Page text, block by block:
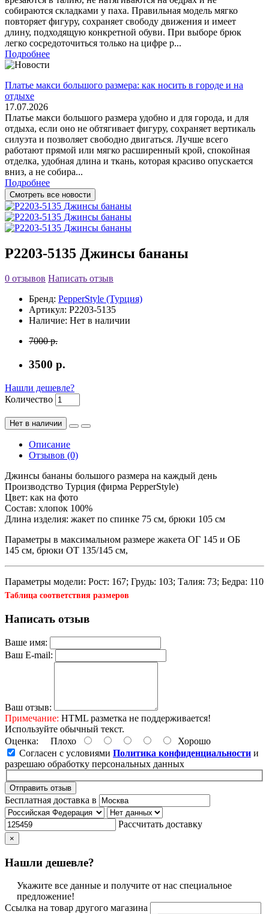
собираются складками у паха. Правильная модель мягко
повторяет фигуру, сохраняет свободу движения и имеет
длину, подходящую конкретной обуви. При выборе брюк
легко сосредоточиться только на цифре р...
Подробнее
Платье макси большого размера: как носить в городе и на
отдыхе
17.07.2026
Платье макси большого размера удобно и для города, и для
отдыха, если оно не обтягивает фигуру, сохраняет вертикаль
силуэта и позволяет свободно двигаться. Лучше всего
работают прямой или мягко расширенный крой, спокойная
отделка, удобная длина и ткань, которая красиво опускается
вниз, а не собира...
Подробнее
Смотреть все новости
Р2203-5135 Джинсы бананы
0 отзывов Написать отзыв
Бренд: PepperStyle (Турция)
Артикул: Р2203-5135
Наличие: Нет в наличии
7000 р.
3500 р.
Нашли дешевле?
Количество
Нет в наличии
Описание
Отзывов (0)
Джинсы бананы большого размера на каждый день
Производство Турция (фирма PepperStyle)
Цвет: как на фото
Состав: хлопок 100%
Длина изделия: жакет по спинке 75 см, брюки 105 см
Параметры в максимальном размере жакета ОГ 145 и ОБ
145 см, брюки ОТ 135/145 см,
Параметры модели: Рост: 167; Грудь: 103; Талия: 73; Бедра: 110
Таблица соответствия размеров
Написать отзыв
Ваше имя:
Ваш E-mail:
Ваш отзыв:
Примечание: HTML разметка не поддерживается!
Используйте обычный текст.
Оценка: Плохо
Хорошо
Согласен с условиями Политика конфиденциальности и
разрешаю обработку персональных данных
Отправить отзыв
Бесплатная доставка в
Рассчитать доставку
×
Нашли дешевле?
Укажите все данные и получите от нас специальное
предложение!
Ссылка на товар другого магазина